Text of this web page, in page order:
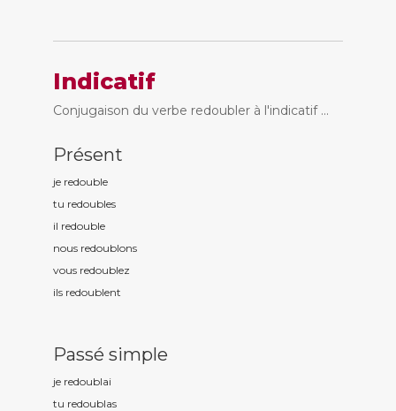
Indicatif
Conjugaison du verbe redoubler à l'indicatif ...
Présent
je redouble
tu redoubles
il redouble
nous redoublons
vous redoublez
ils redoublent
Passé simple
je redoublai
tu redoublas